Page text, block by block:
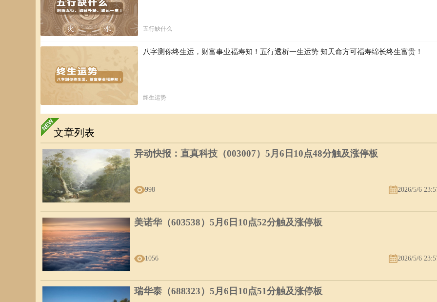
五行缺什么
八字测你终生运，财富事业福寿知！五行透析一生运势 知天命方可福寿绵长终生富贵！
终生运势
文章列表
异动快报：直真科技（003007）5月6日10点48分触及涨停板
998 2026/5/6
美诺华（603538）5月6日10点52分触及涨停板
1056 2026/5/6
瑞华泰（688323）5月6日10点51分触及涨停板